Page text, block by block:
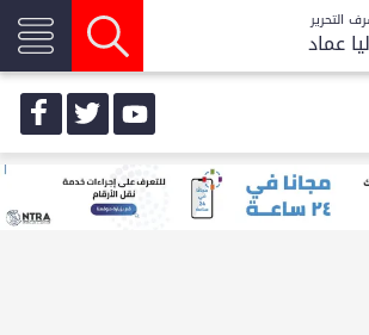
التحرير
عماد